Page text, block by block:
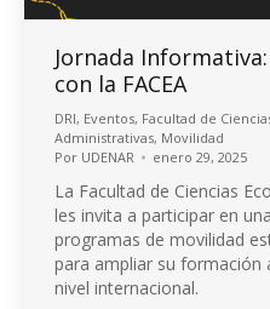
Jornada
con la FACEA
DRI, Eventos, Facultad de
Administrativas, Movilidad
Por UDENAR enero 29, 2025
La Facultad de Ciencias
les invita a participar en
programas de movilidad
para ampliar su formación
nivel internacional.